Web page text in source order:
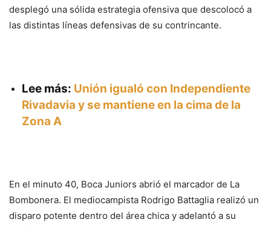
desplegó una sólida estrategia ofensiva que descolocó a
las distintas líneas defensivas de su contrincante.
Lee más: Unión igualó con Independiente
Rivadavia y se mantiene en la cima de la
Zona A
En el minuto 40, Boca Juniors abrió el marcador de La
Bombonera. El mediocampista Rodrigo Battaglia realizó un
disparo potente dentro del área chica y adelantó a su